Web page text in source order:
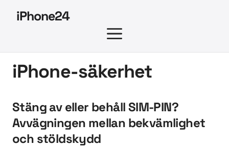
iPhone24
MENY
iPhone-säkerhet
Stäng av eller behåll SIM-PIN?
Avvägningen mellan bekvämlighet
och stöldskydd